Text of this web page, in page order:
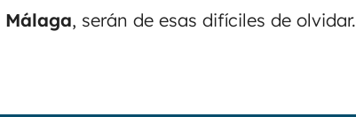
Málaga, serán de esas difíciles de olvidar.